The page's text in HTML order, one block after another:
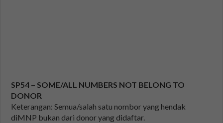
SP54 – SOME/ALL NUMBERS NOT BELONG TO
DONOR
Keterangan: Semua/salah satu nombor yang hendak
diMNP bukan dari donor yang didaftar.